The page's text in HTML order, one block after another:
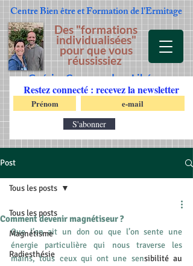
Centre Bien être et Formationde l'Ermitage
Guérir - Comprendre - Libérer
Des "formations
individualisées"
pour que vous
réussissiez
Restez connecté : recevez la newsletter
S'abonner
Post
Tous les posts
Magnétisme
Radiesthésie
Tous les posts
Comment devenir magnétiseur ?
Que l’on ait un don ou que l’on sente une
énergie particulière qui nous traverse les
mains, tous ceux qui ont une sensibilité au